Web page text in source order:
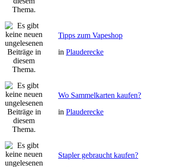
Tipps zum Vapeshop
in Plauderecke
Wo Sammelkarten kaufen?
in Plauderecke
Stapler gebraucht kaufen?